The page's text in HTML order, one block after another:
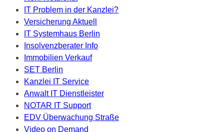
IT Problem in der Kanzlei?
Versicherung Aktuell
IT Systemhaus Berlin
Insolvenzberater Info
Immobilien Verkauf
SET Berlin
Kanzlei IT Service
Anwalt IT Dienstleister
NOTAR IT Support
EDV Überwachung Straße
Video on Demand